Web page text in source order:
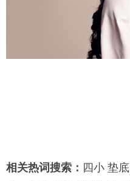
相关热词搜索： 四小 垫底